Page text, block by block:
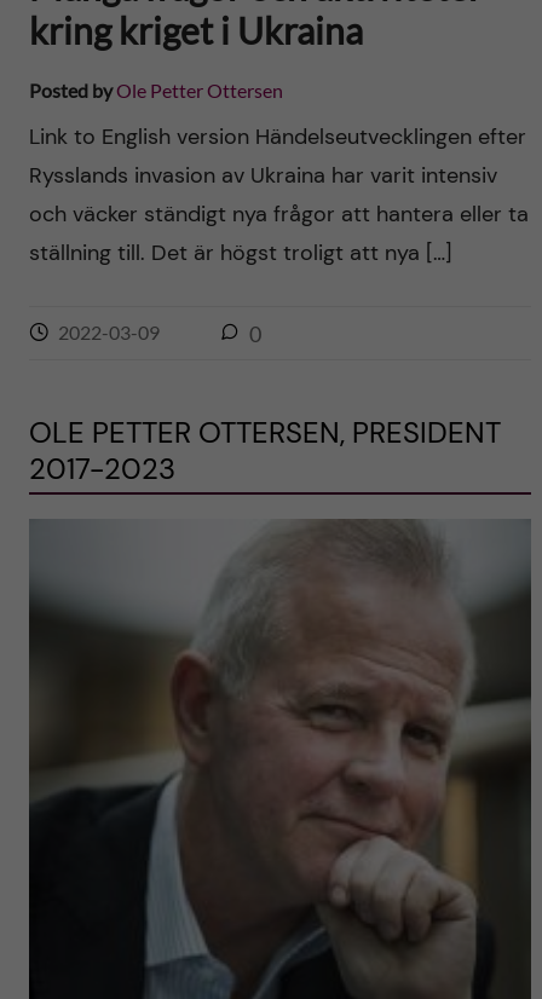
kring kriget i Ukraina
Posted byOle Petter Ottersen
Link to English version Händelseutvecklingen efter
Rysslands invasion av Ukraina har varit intensiv
och väcker ständigt nya frågor att hantera eller ta
ställning till. Det är högst troligt att nya […]
2022-03-09 0
OLE PETTER OTTERSEN, PRESIDENT
2017-2023